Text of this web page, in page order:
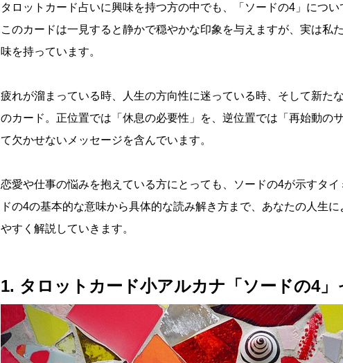
タロットカード占いに興味を持つ方の中でも、「ソードの4」につ
このカードは一見すると静かで穏やかな印象を与えますが、実は私
味を持っています。
疲れが溜まっている時、人生の方向性に迷っている時、そして新た
のカード。正位置では「休息の必要性」を、逆位置では「再始動の
て欠かせないメッセージを含んでいます。
恋愛や仕事の悩みを抱えている方にとっても、ソードの4が示すタ
ドの4の基本的な意味から具体的な読み解き方まで、あなたの人生
やすく解説していきます。
1. タロットカード小アルカナ「ソードの4